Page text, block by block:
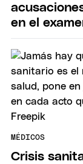
en el
MÉDICOS
Crisis